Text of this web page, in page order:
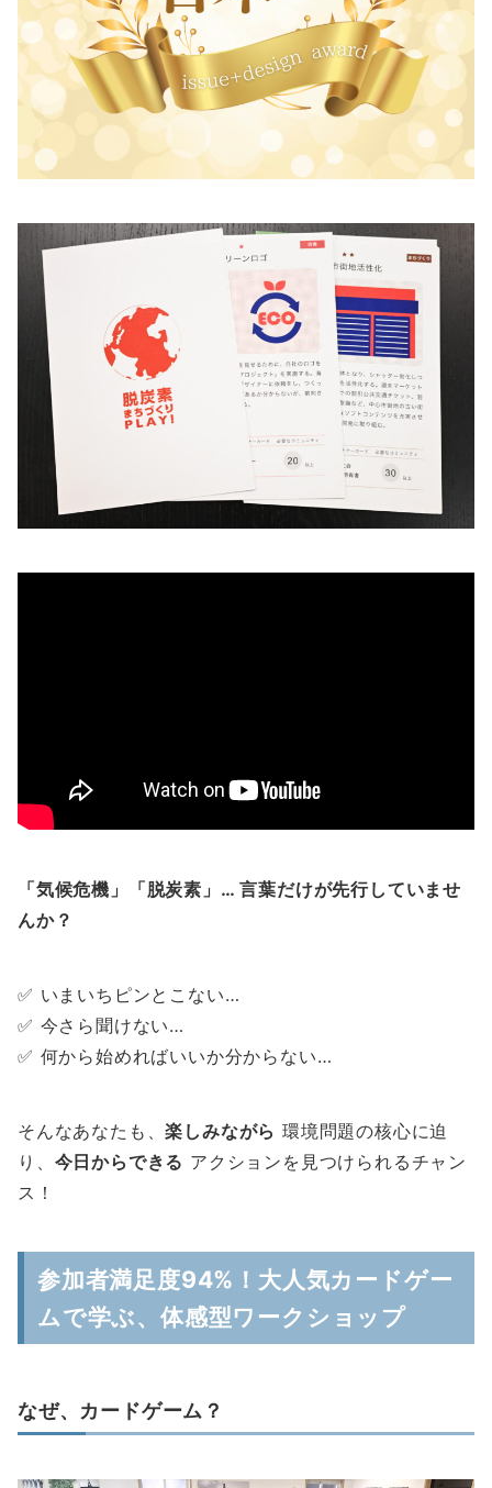
「気候危機」「脱炭素」… 言葉だけが先行していませ
んか？
✅ いまいちピンとこない…
✅ 今さら聞けない…
✅ 何から始めればいいか分からない…
そんなあなたも、楽しみながら 環境問題の核心に迫
り、 今日からできる アクションを見つけられるチャン
ス！
参加者満足度94%！大人気カードゲー
ムで学ぶ、体感型ワークショップ
なぜ、カードゲーム？